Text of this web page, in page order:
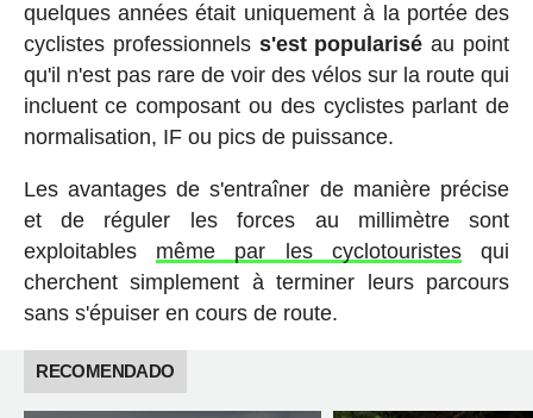
quelques années était uniquement à la portée des
cyclistes professionnels s'est popularisé au point
qu'il n'est pas rare de voir des vélos sur la route qui
incluent ce composant ou des cyclistes parlant de
normalisation, IF ou pics de puissance.
Les avantages de s'entraîner de manière précise
et de réguler les forces au millimètre sont
exploitables même par les cyclotouristesqui
cherchent simplement à terminer leurs parcours
sans s'épuiser en cours de route.
RECOMENDADO